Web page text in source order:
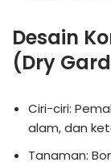
Desain
(Dry
Ciri-ciri:
alam, dan
Tanaman: